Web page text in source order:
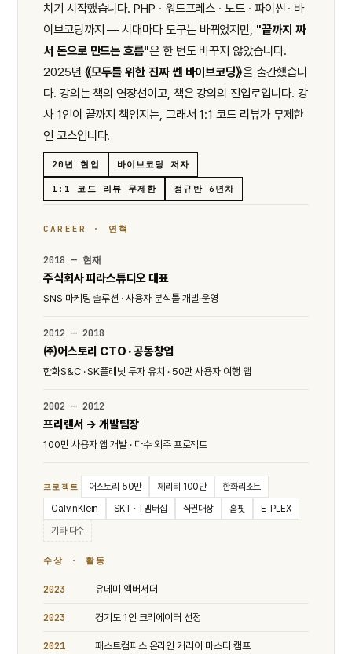
치기 시작했습니다. PHP · 워드프레스 · 노드 · 파이썬 · 바
이브코딩까지 — 시대마다 도구는 바뀌었지만, "끝까지 짜
서 돈으로 만드는 흐름"은 한 번도 바꾸지 않았습니다.
2025년 《모두를 위한 진짜 쎈 바이브코딩》을 출간했습니
다. 강의는 책의 연장선이고, 책은 강의의 진입로입니다. 강
사 1인이 끝까지 책임지는, 그래서 1:1 코드 리뷰가 무제한
인 코스입니다.
20년 현업 바이브코딩 저자
1:1 코드 리뷰 무제한 정규반 6년차
CAREER · 연혁
2018 — 현재
주식회사 피라스튜디오 대표
SNS 마케팅 솔루션 · 사용자 분석툴 개발·운영
2012 — 2018
㈜어스토리 CTO · 공동창업
한화S&C · SK플래닛 투자 유치 · 50만 사용자 여행 앱
2002 — 2012
프리랜서 → 개발팀장
100만 사용자 앱 개발 · 다수 외주 프로젝트
프로젝트 어스토리 50만 체리티 100만
한화리조트
CalvinKlein
SKT · T멤버십 식권대장 홈핏
E-PLEX
기타 다수
수상 · 활동
2023 유데미 앰버서더
2023 경기도 1인 크리에이터 선정
2021 패스트캠퍼스 온라인 커리어 마스터 캠프